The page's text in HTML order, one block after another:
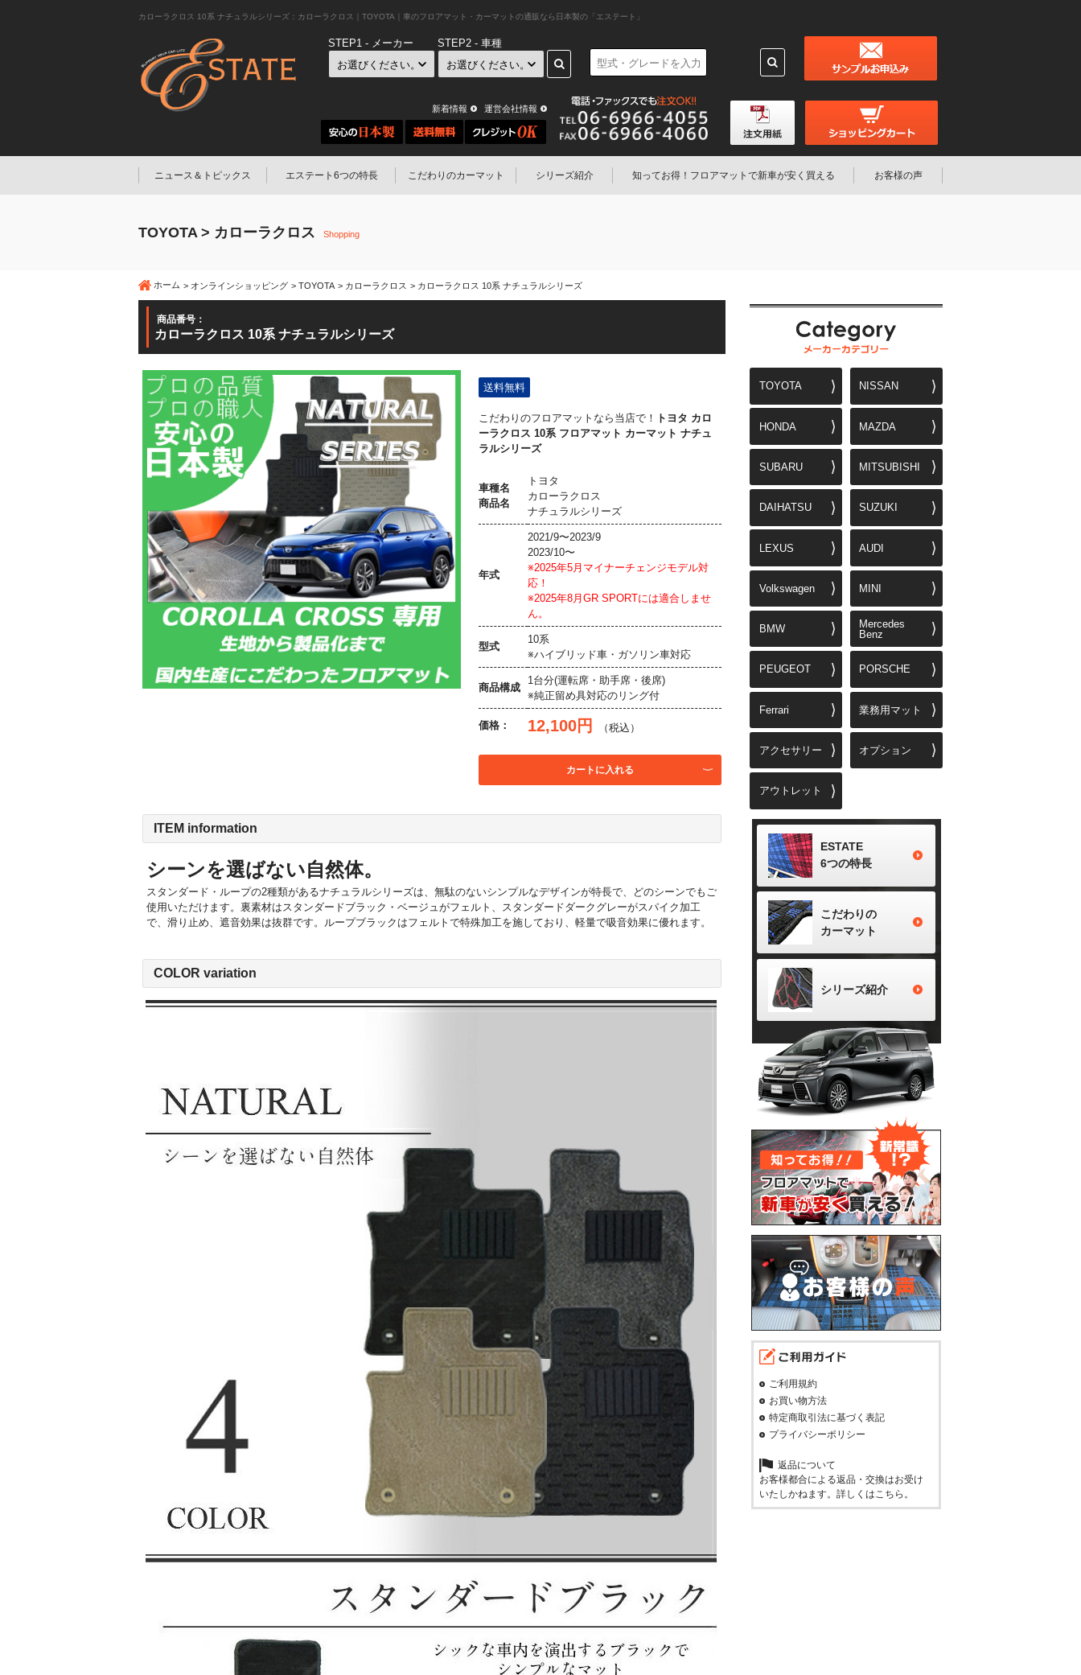
カローラクロス 10系 ナチュラルシリーズ：カローラクロス｜TOYOTA｜車のフロアマット・カーマットの通販なら日本製の「エステート」
STEP1 - メーカー STEP2 - 車種
運営会社情報
新着情報
ニュース＆トピックス エステート6つの特長 こだわりのカーマット シリーズ紹介 知ってお得！ フロアマットで新車が安く買える お客様の声
TOYOTA > カローラクロス Shopping
ホーム オンラインショッピング TOYOTA カローラクロス カローラクロス 10系 ナチュラルシリーズ
商品番号：
カローラクロス 10系 ナチュラルシリーズ
送料無料
こだわりのフロアマットなら当店で！ トヨタ カロ
ーラクロス 10系 フロアマット カーマット ナチュ
ラルシリーズ
車種名
商品名
トヨタ
カローラクロス
ナチュラルシリーズ
年式
2021/9〜2023/9
2023/10〜
※2025年5月マイナーチェンジモデル対
応！
※2025年8月GR SPORTには適合しませ
ん。
型式
10系
※ハイブリッド車・ガソリン車対応
商品構成
1台分(運転席・助手席・後席)
※純正留め具対応のリング付
価格： 12,100円 （税込）
カートに入れる
ITEM information
シーンを選ばない自然体。
スタンダード・ループの2種類があるナチュラルシリーズは、無駄のないシンプルなデザインが特長で、どのシーンでもご
使用いただけます。裏素材はスタンダードブラック・ベージュがフェルト、スタンダードダークグレーがスパイク加工
で、滑り止め、遮音効果は抜群です。ループブラックはフェルトで特殊加工を施しており、軽量で吸音効果に優れます。
COLOR variation
TOYOTA NISSAN
HONDA MAZDA
SUBARU MITSUBISHI
DAIHATSU SUZUKI
LEXUS AUDI
Volkswagen MINI
BMW
Mercedes
Benz
PEUGEOT PORSCHE
Ferrari 業務用マット
アクセサリー オプション
アウトレット
ESTATE
6つの特長
こだわりの
カーマット
シリーズ紹介
ご利用規約
お買い物方法
特定商取引法に基づく表記
プライバシーポリシー
返品について
お客様都合による返品・交換はお受け
いたしかねます。詳しくは こちら 。